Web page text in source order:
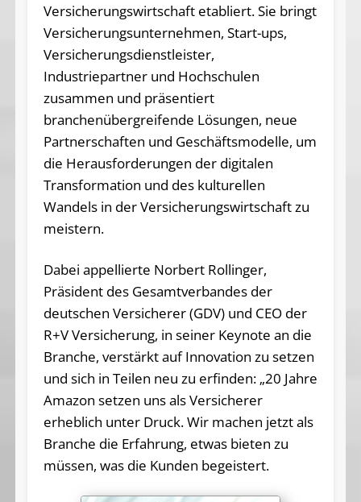
Versicherungswirtschaft etabliert. Sie bringt
Versicherungsunternehmen, Start-ups,
Versicherungsdienstleister,
Industriepartner und Hochschulen
zusammen und präsentiert
branchenübergreifende Lösungen, neue
Partnerschaften und Geschäftsmodelle, um
die Herausforderungen der digitalen
Transformation und des kulturellen
Wandels in der Versicherungswirtschaft zu
meistern.
Dabei appellierte Norbert Rollinger,
Präsident des Gesamtverbandes der
deutschen Versicherer (GDV) und CEO der
R+V Versicherung, in seiner Keynote an die
Branche, verstärkt auf Innovation zu setzen
und sich in Teilen neu zu erfinden: „20 Jahre
Amazon setzen uns als Versicherer
erheblich unter Druck. Wir machen jetzt als
Branche die Erfahrung, etwas bieten zu
müssen, was die Kunden begeistert.